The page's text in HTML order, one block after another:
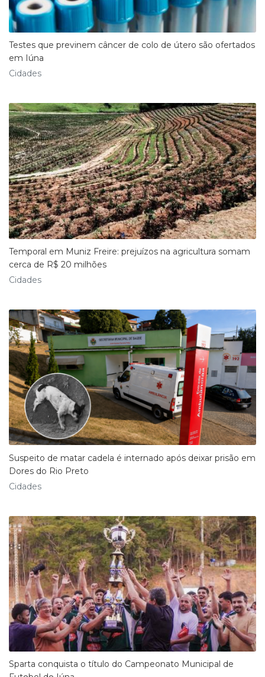
Testes que previnem câncer de colo de útero são ofertados
em Iúna
Cidades
Temporal em Muniz Freire: prejuízos na agricultura somam
cerca de R$ 20 milhões
Cidades
Suspeito de matar cadela é internado após deixar prisão em
Dores do Rio Preto
Cidades
Sparta conquista o título do Campeonato Municipal de